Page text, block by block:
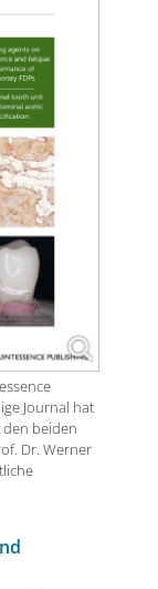
Journal hat
beiden
Dr. Werner